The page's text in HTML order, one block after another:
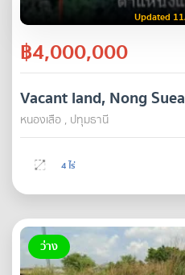
Updated
฿4,000,000
Vacant land, Nong
หนองเสือ , ปทุมธานี
4 ไร่
ว่าง